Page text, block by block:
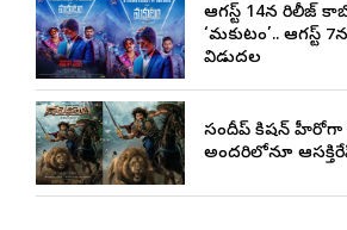
ఆగస్ట్ 14న రిలీజ్
‘మకుటం’.. ఆగస్ట్
విడుదల
సందీప్ కిషన్ హీరోగా
అందరిలోనూ